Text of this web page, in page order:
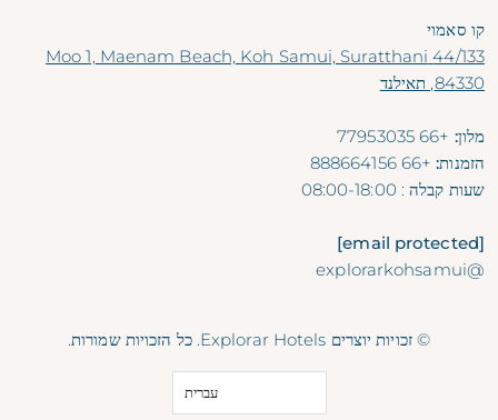
קו סאמוי
44/133 Moo 1, Maenam Beach, Koh Samui, Suratthani
84330, תאילנד
מלון: +66 77953035
הזמנות: +66 888664156
שעות קבלה: 08:00-18:00
[email protected]
@explorarkohsamui
© זכויות יוצרים Explorar Hotels. כל הזכויות שמורות.
עברית